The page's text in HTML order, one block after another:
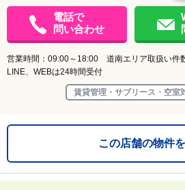
電話で
問い合わせ
営業時間：09:00～18:00 道南エリア取扱い
LINE、WEBは24時間受付
賃貸管理・サブリース・空室
この店舗の物件